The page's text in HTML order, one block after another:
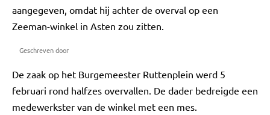
aangegeven, omdat hij achter de overval op een
Zeeman-winkel in Asten zou zitten.
Geschreven door
De zaak op het Burgemeester Ruttenplein werd 5
februari rond halfzes overvallen. De dader bedreigde een
medewerkster van de winkel met een mes.